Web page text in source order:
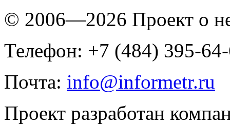
© 2006—2026 Проект о
Телефон: +7 (484) 395-
Почта: info@informetr.ru
Проект разработан